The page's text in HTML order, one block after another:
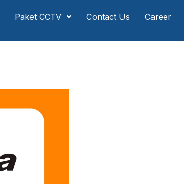
Paket CCTV Contact Us Career